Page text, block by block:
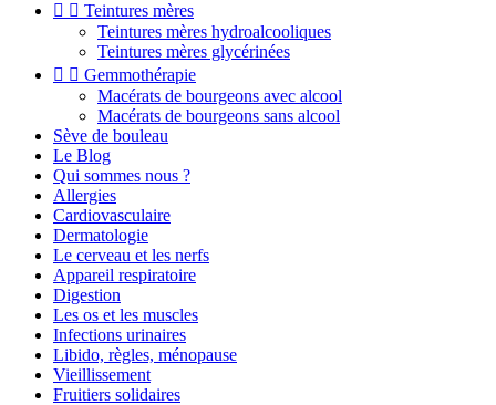
  Teintures mères
Teintures mères hydroalcooliques
Teintures mères glycérinées
  Gemmothérapie
Macérats de bourgeons avec alcool
Macérats de bourgeons sans alcool
Sève de bouleau
Le Blog
Qui sommes nous ?
Allergies
Cardiovasculaire
Dermatologie
Le cerveau et les nerfs
Appareil respiratoire
Digestion
Les os et les muscles
Infections urinaires
Libido, règles, ménopause
Vieillissement
Fruitiers solidaires